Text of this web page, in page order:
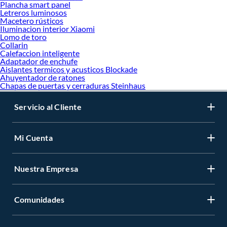
Plancha smart panel
Letreros luminosos
Macetero rústicos
Iluminacion interior Xiaomi
Lomo de toro
Collarin
Calefaccion inteligente
Adaptador de enchufe
Aislantes termicos y acusticos Blockade
Ahuyentador de ratones
Chapas de puertas y cerraduras Steinhaus
Servicio al Cliente
Mi Cuenta
Nuestra Empresa
Comunidades